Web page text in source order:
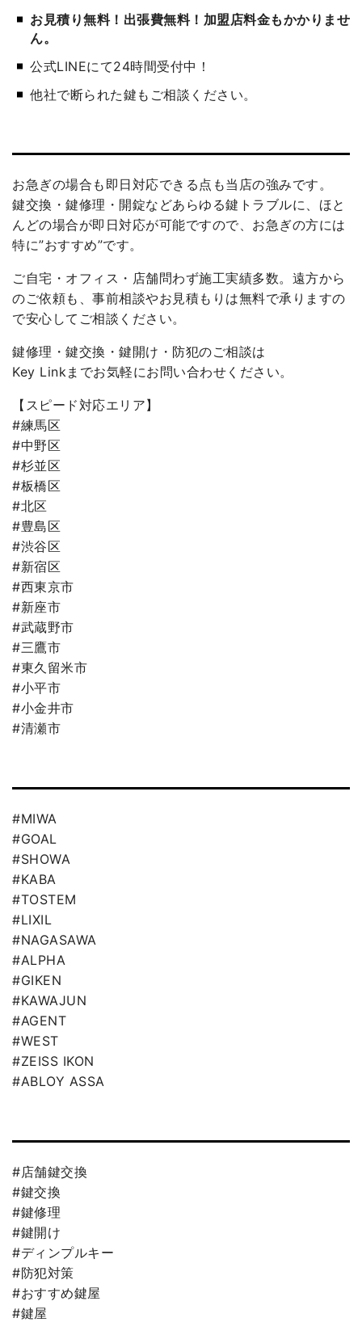
お見積り無料！出張費無料！加盟店料金もかかりませ
ん。
公式LINEにて24時間受付中！
他社で断られた鍵もご相談ください。
お急ぎの場合も即日対応できる点も当店の強みです。
鍵交換・鍵修理・開錠などあらゆる鍵トラブルに、ほと
んどの場合が即日対応が可能ですので、お急ぎの方には
特に”おすすめ”です。
ご自宅・オフィス・店舗問わず施工実績多数。遠方から
のご依頼も、事前相談やお見積もりは無料で承りますの
で安心してご相談ください。
鍵修理・鍵交換・鍵開け・防犯のご相談は
Key Linkまでお気軽にお問い合わせください。
【スピード対応エリア】
#練馬区
#中野区
#杉並区
#板橋区
#北区
#豊島区
#渋谷区
#新宿区
#西東京市
#新座市
#武蔵野市
#三鷹市
#東久留米市
#小平市
#小金井市
#清瀬市
#MIWA
#GOAL
#SHOWA
#KABA
#TOSTEM
#LIXIL
#NAGASAWA
#ALPHA
#GIKEN
#KAWAJUN
#AGENT
#WEST
#ZEISS IKON
#ABLOY ASSA
#店舗鍵交換
#鍵交換
#鍵修理
#鍵開け
#ディンプルキー
#防犯対策
#おすすめ鍵屋
#鍵屋